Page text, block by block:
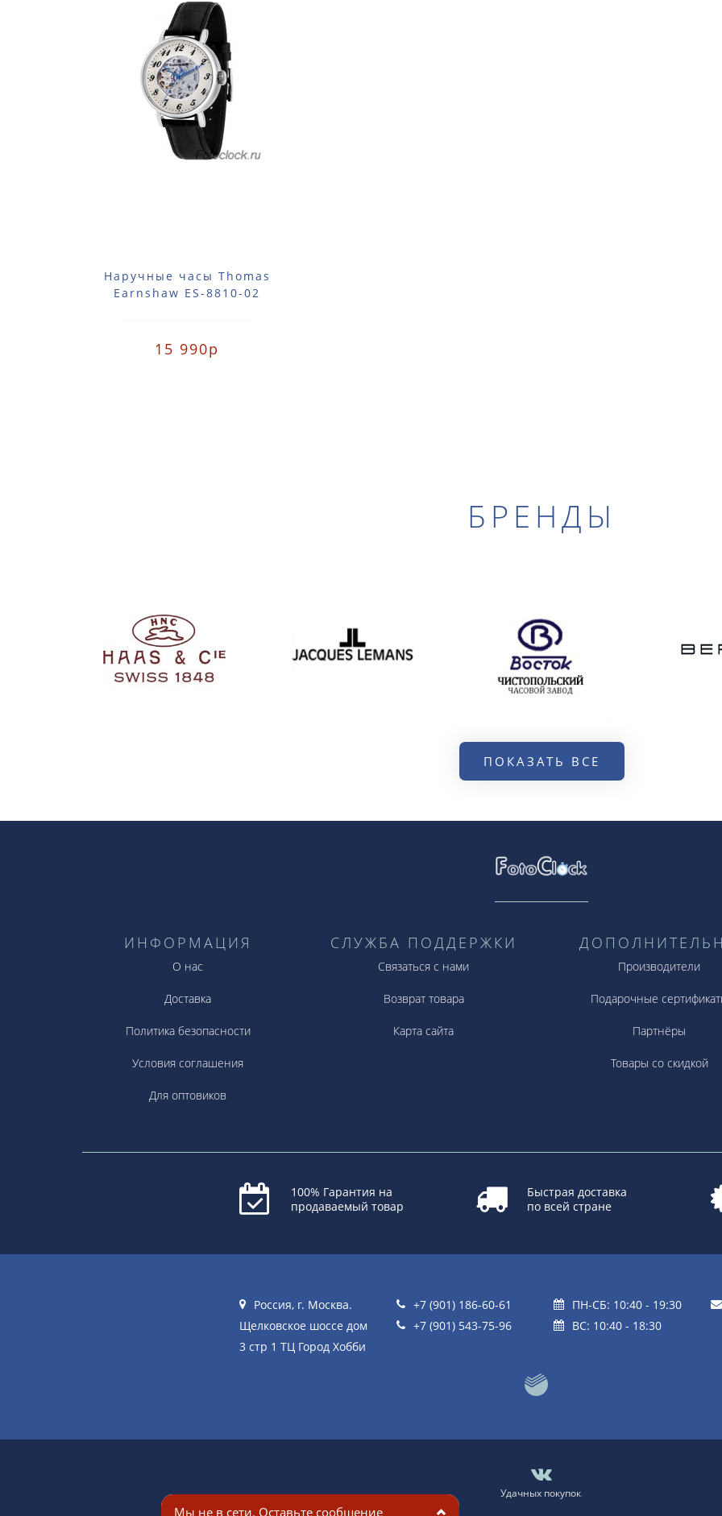
Наручные часы Thomas
Earnshaw ES-8810-02
15 990р
БРЕНДЫ
ПОКАЗАТЬ ВСЕ
ИНФОРМАЦИЯ
О нас
Доставка
Политика безопасности
Условия соглашения
Для оптовиков
СЛУЖБА ПОДДЕРЖКИ
Связаться с нами
Возврат товара
Карта сайта
Производители
Подарочные
Партнёры
Товары со скидкой
100% Гарантия на
продаваемый товар
Быстрая доставка
по всей стране
Россия, г. Москва.
Щелковское шоссе дом
3 стр 1 ТЦ Город Хобби
+7 (901) 186-60-61
+7 (901) 543-75-96
ПН-СБ: 10:40 - 19:30
ВС: 10:40 - 18:30
Удачных покупок.